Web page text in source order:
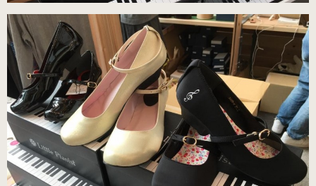
練習用（ストレッチ生地）
（22.5～26.0cm）数量限定商品
練習用（ストレッチ生地）
子供サイズ
（21.0～22.0cm）数量限定商品
室内用ルームシューズ